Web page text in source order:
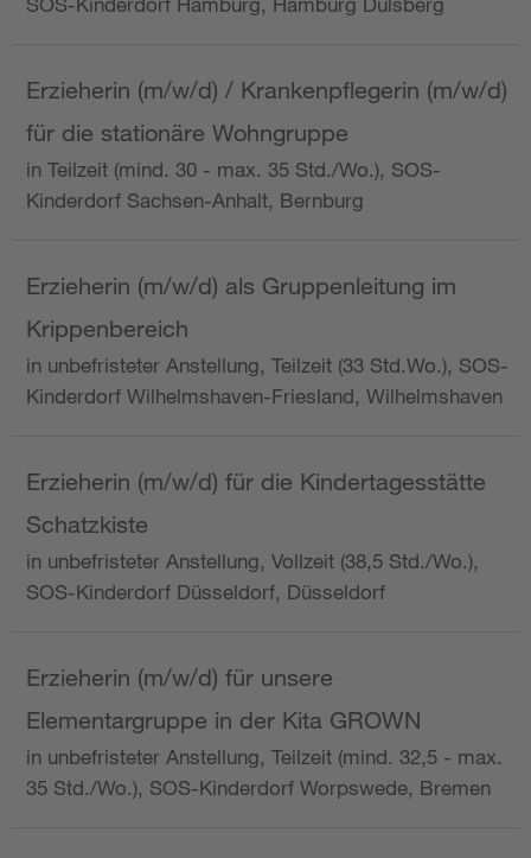
Erzieherin (m/w/d) / Krankenpflegerin (m/w/d)
für die stationäre Wohngruppe
in Teilzeit (mind. 30 - max. 35 Std./Wo.), SOS-
Kinderdorf Sachsen-Anhalt, Bernburg
Erzieherin (m/w/d) als Gruppenleitung im
Krippenbereich
in unbefristeter Anstellung, Teilzeit (33 Std.Wo.), SOS-
Kinderdorf Wilhelmshaven-Friesland, Wilhelmshaven
Erzieherin (m/w/d) für die Kindertagesstätte
Schatzkiste
in unbefristeter Anstellung, Vollzeit (38,5 Std./Wo.),
SOS-Kinderdorf Düsseldorf, Düsseldorf
Erzieherin (m/w/d) für unsere
Elementargruppe in der Kita GROWN
in unbefristeter Anstellung, Teilzeit (mind. 32,5 - max.
35 Std./Wo.), SOS-Kinderdorf Worpswede, Bremen